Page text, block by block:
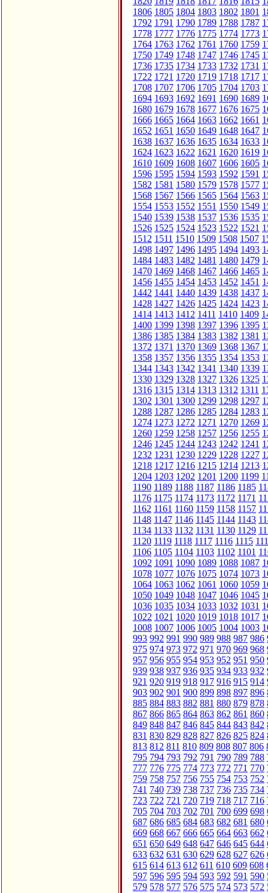
1806 1805 1804 1803 1802 1801
1792 1791 1790 1789 1788 1787
1778 1777 1776 1775 1774 1773
1764 1763 1762 1761 1760 1759
1750 1749 1748 1747 1746 1745
1736 1735 1734 1733 1732 1731
1722 1721 1720 1719 1718 1717
1708 1707 1706 1705 1704 1703
1694 1693 1692 1691 1690 1689
1680 1679 1678 1677 1676 1675
1666 1665 1664 1663 1662 1661
1652 1651 1650 1649 1648 1647
1638 1637 1636 1635 1634 1633
1624 1623 1622 1621 1620 1619
1610 1609 1608 1607 1606 1605
1596 1595 1594 1593 1592 1591
1582 1581 1580 1579 1578 1577
1568 1567 1566 1565 1564 1563
1554 1553 1552 1551 1550 1549
1540 1539 1538 1537 1536 1535
1526 1525 1524 1523 1522 1521
1512 1511 1510 1509 1508 1507
1498 1497 1496 1495 1494 1493
1484 1483 1482 1481 1480 1479
1470 1469 1468 1467 1466 1465
1456 1455 1454 1453 1452 1451
1442 1441 1440 1439 1438 1437
1428 1427 1426 1425 1424 1423
1414 1413 1412 1411 1410 1409
1400 1399 1398 1397 1396 1395
1386 1385 1384 1383 1382 1381
1372 1371 1370 1369 1368 1367
1358 1357 1356 1355 1354 1353
1344 1343 1342 1341 1340 1339
1330 1329 1328 1327 1326 1325
1316 1315 1314 1313 1312 1311
1302 1301 1300 1299 1298 1297
1288 1287 1286 1285 1284 1283
1274 1273 1272 1271 1270 1269
1260 1259 1258 1257 1256 1255
1246 1245 1244 1243 1242 1241
1232 1231 1230 1229 1228 1227
1218 1217 1216 1215 1214 1213
1204 1203 1202 1201 1200 1199
1190 1189 1188 1187 1186 1185
1176 1175 1174 1173 1172 1171
1162 1161 1160 1159 1158 1157
1148 1147 1146 1145 1144 1143
1134 1133 1132 1131 1130 1129
1120 1119 1118 1117 1116 1115
1106 1105 1104 1103 1102 1101
1092 1091 1090 1089 1088 1087
1078 1077 1076 1075 1074 1073
1064 1063 1062 1061 1060 1059
1050 1049 1048 1047 1046 1045
1036 1035 1034 1033 1032 1031
1022 1021 1020 1019 1018 1017
1008 1007 1006 1005 1004 1003
993 992 991 990 989 988 987 986
975 974 973 972 971 970 969 968
957 956 955 954 953 952 951 950
939 938 937 936 935 934 933 932
921 920 919 918 917 916 915 914
903 902 901 900 899 898 897 896
885 884 883 882 881 880 879 878
867 866 865 864 863 862 861 860
849 848 847 846 845 844 843 842
831 830 829 828 827 826 825 824
813 812 811 810 809 808 807 806
795 794 793 792 791 790 789 788
777 776 775 774 773 772 771 770
759 758 757 756 755 754 753 752
741 740 739 738 737 736 735 734
723 722 721 720 719 718 717 716
705 704 703 702 701 700 699 698
687 686 685 684 683 682 681 680
669 668 667 666 665 664 663 662
651 650 649 648 647 646 645 644
633 632 631 630 629 628 627 626
615 614 613 612 611 610 609 608
597 596 595 594 593 592 591 590
579 578 577 576 575 574 573 572